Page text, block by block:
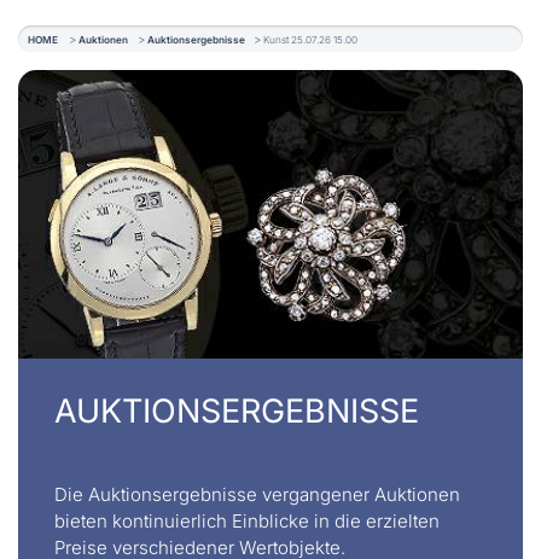
HOME Auktionen Auktionsergebnisse Kunst 25.07.26 15.00
AUKTIONSERGEBNISSE
Die Auktionsergebnisse vergangener Auktionen
bieten kontinuierlich Einblicke in die erzielten
Preise verschiedener Wertobjekte.